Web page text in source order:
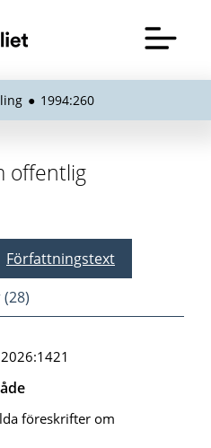
● 1994:260
offentlig
Författningstext
28)
föreskrifter om